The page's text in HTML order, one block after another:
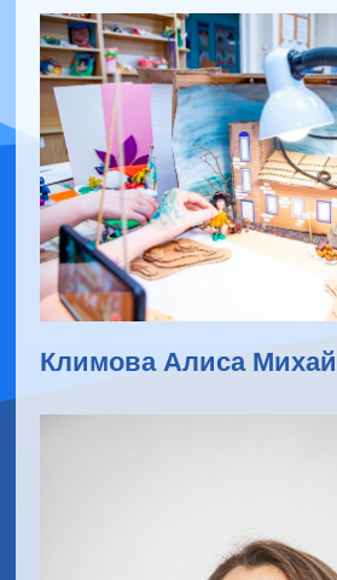
Климова Алиса